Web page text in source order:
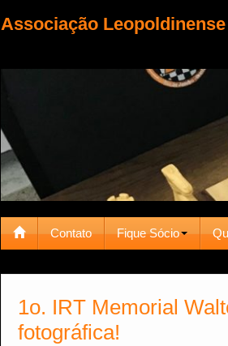
Associação
Contato Fique Sócio
1o. IRT Memorial
fotográfica!